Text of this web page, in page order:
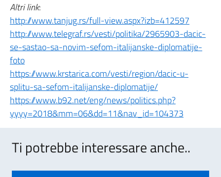
Altri link:
http://www.tanjug.rs/full-view.aspx?izb=412597
http://www.telegraf.rs/vesti/politika/2965903-dacic-
se-sastao-sa-novim-sefom-italijanske-diplomatije-
foto
https://www.krstarica.com/vesti/region/dacic-u-
splitu-sa-sefom-italijanske-diplomatije/
https://www.b92.net/eng/news/politics.php?
yyyy=2018&mm=06&dd=11&nav_id=104373
Ti potrebbe interessare anche..